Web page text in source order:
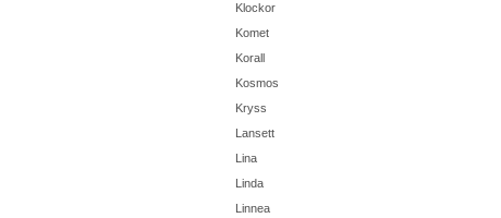
Klockor
Komet
Korall
Kosmos
Kryss
Lansett
Lina
Linda
Linnea